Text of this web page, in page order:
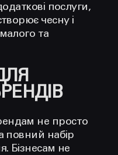
послуги,
чесну і
та
не просто
повний набір
Бізнесам не